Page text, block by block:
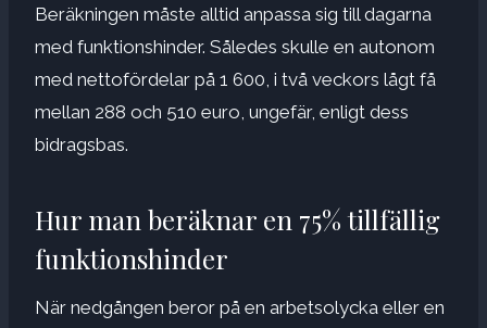
Beräkningen måste alltid anpassa sig till dagarna
med funktionshinder. Således skulle en autonom
med nettofördelar på 1 600, i två veckors lågt få
mellan 288 och 510 euro, ungefär, enligt dess
bidragsbas.
Hur man beräknar en 75% tillfällig
funktionshinder
När nedgången beror på en arbetsolycka eller en